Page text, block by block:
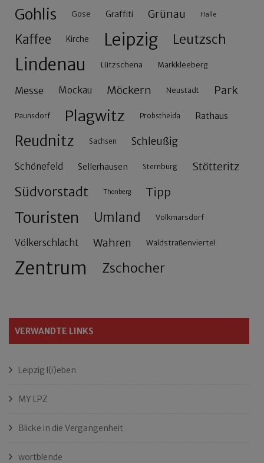
Gohlis Gose Graffiti Grünau Halle
Kaffee Kirche Leipzig Leutzsch
Lindenau Lützschena Markkleeberg
Messe Mockau Möckern Neustadt Park
Paunsdorf Plagwitz Probstheida Rathaus
Reudnitz Sachsen Schleußig
Schönefeld Sellerhausen Sternburg Stötteritz
Südvorstadt Thonberg Tipp
Touristen Umland Volkmarsdorf
Völkerschlacht Wahren Waldstraßenviertel
Zentrum Zschocher
VERWANDTE LINKS
Leipzig l(i)eben
MY LPZ
Blicke in die Vergangenheit
wortblende